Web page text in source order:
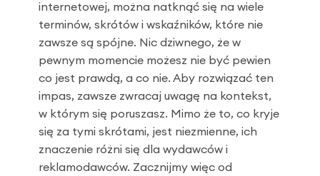
internetowej, można natknąć się na wiele
terminów, skrótów i wskaźników, które nie
zawsze są spójne. Nic dziwnego, że w
pewnym momencie możesz nie być pewien
co jest prawdą, a co nie. Aby rozwiązać ten
impas, zawsze zwracaj uwagę na kontekst,
w którym się poruszasz. Mimo że to, co kryje
się za tymi skrótami, jest niezmienne, ich
znaczenie różni się dla wydawców i
reklamodawców. Zacznijmy więc od